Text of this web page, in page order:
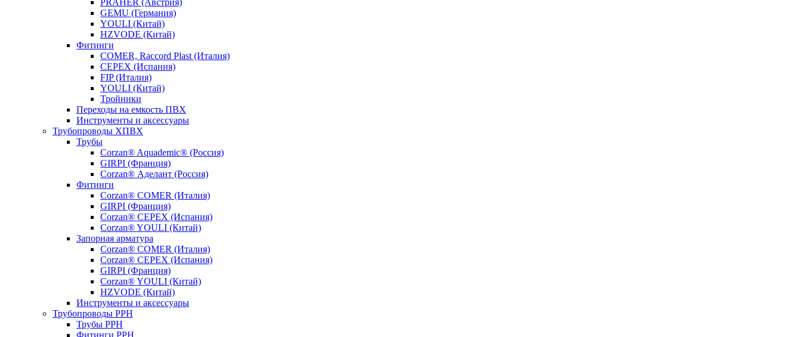
PRAHER (Австрия)
GEMU (Германия)
YOULI (Китай)
HZVODE (Китай)
Фитинги
COMER, Raccord Plast (Италия)
CEPEX (Испания)
FIP (Италия)
YOULI (Китай)
Тройники
Переходы на емкость ПВХ
Инструменты и аксессуары
Трубопроводы ХПВХ
Трубы
Corzan® Aquademic® (Россия)
GIRPI (Франция)
Corzan® Аделант (Россия)
Фитинги
Corzan® COMER (Италия)
GIRPI (Франция)
Corzan® CEPEX (Испания)
Corzan® YOULI (Китай)
Запорная арматура
Corzan® COMER (Италия)
Corzan® CEPEX (Испания)
GIRPI (Франция)
Corzan® YOULI (Китай)
HZVODE (Китай)
Инструменты и аксессуары
Трубопроводы PPH
Трубы PPH
Фитинги PPH